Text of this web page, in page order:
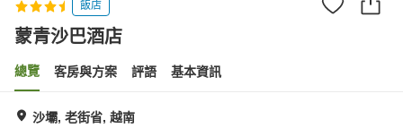
飯店
蒙青沙巴酒店
總覽 客房與方案 評語 基本資訊
沙壩, 老街省, 越南